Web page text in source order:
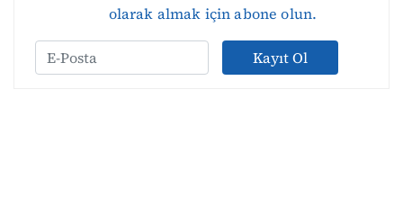
olarak almak için abone olun.
Kayıt Ol